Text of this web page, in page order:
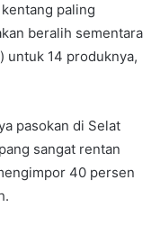
paling
beralih sementara
untuk 14 produknya,
pasokan di Selat
sangat rentan
40 persen